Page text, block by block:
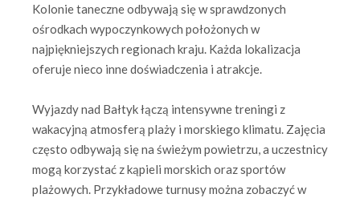
Kolonie taneczne odbywają się w sprawdzonych
ośrodkach wypoczynkowych położonych w
najpiękniejszych regionach kraju. Każda lokalizacja
oferuje nieco inne doświadczenia i atrakcje.
Wyjazdy nad Bałtyk łączą intensywne treningi z
wakacyjną atmosferą plaży i morskiego klimatu. Zajęcia
często odbywają się na świeżym powietrzu, a uczestnicy
mogą korzystać z kąpieli morskich oraz sportów
plażowych. Przykładowe turnusy można zobaczyć w